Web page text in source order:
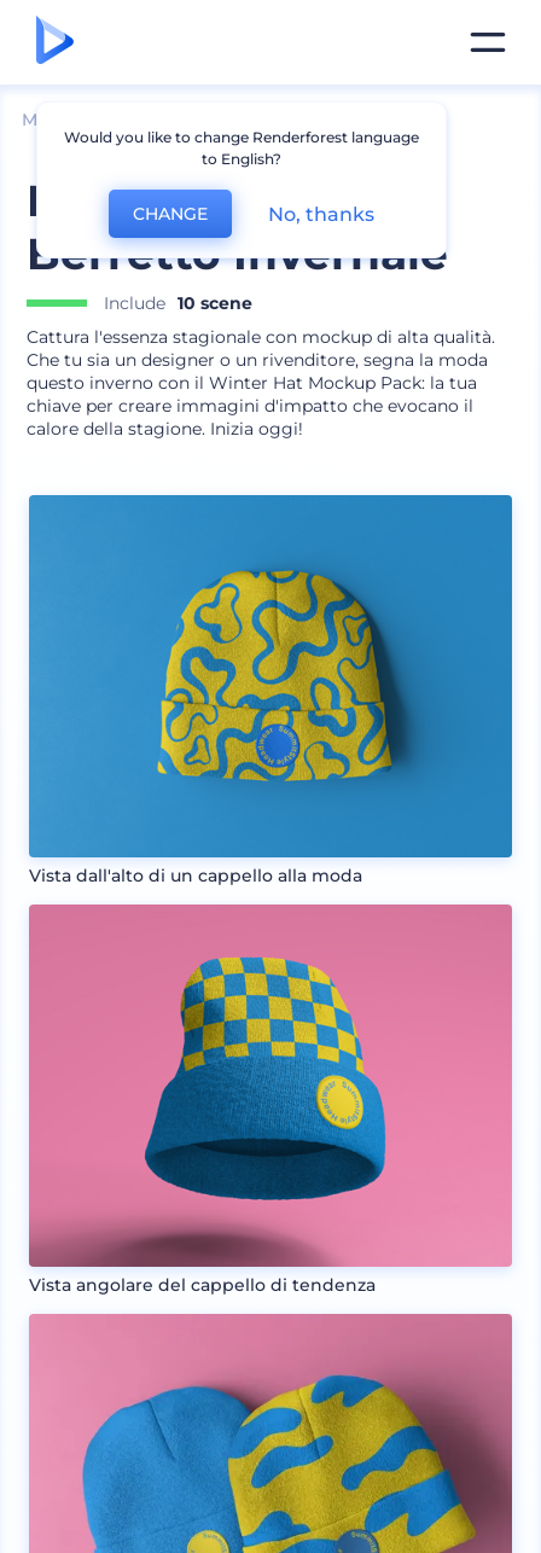
Mockup
Mockup Pack
Berretto Invernale
Include 10 scene
Cattura l'essenza stagionale con mockup di alta qualità.
Che tu sia un designer o un rivenditore, segna la moda
questo inverno con il Winter Hat Mockup Pack: la tua
chiave per creare immagini d'impatto che evocano il
calore della stagione. Inizia oggi!
Vista dall'alto di un cappello alla moda
Vista angolare del cappello di tendenza
Would you like to change Renderforest language
to English?
CHANGE No, thanks